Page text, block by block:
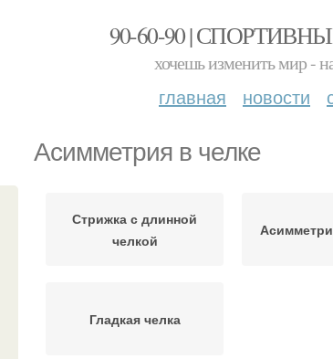
90-60-90 |
хочешь изменить мир -
главная новости
Асимметрия в челке
Стрижка с длинной
челкой
Гладкая челка